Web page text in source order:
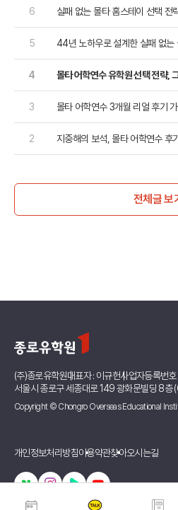
6
실패 없는 몰타 홈스테이 선택 전
5
44년 노하우로 설계한 실패 없는
4
몰타 어학연수 유학원 선택 전략,
3
몰타 어학연수 3개월 리얼 후기
2
지중해의 보석, 몰타 어학연수 후
전체글 보
(주)종로유학원대표자 : 이규헌사업자등록번
서울시 종로구 세종대로 149 광화문빌딩 8층
Copyright © Chongro Overseas Educational
개인정보처리방침이용약관찾아오시는길